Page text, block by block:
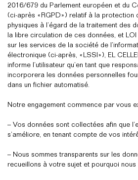
2016/679 du Parlement européen et du
(ci-après «RGPD») relatif à la protection
physiques à l’égard de la traitement des
la libre circulation de ces données, et
sur les services de la société de
électronique (ci-après, «LSSI»), EL
informe l’utilisateur qu’en tant que
incorporera les données personnelles
dans un fichier automatisé.
Notre engagement commence par vous
– Vos données sont collectées afin que
s’améliore, en tenant compte de vos
– Nous sommes transparents sur les
recueillons à votre sujet et pourquoi nous